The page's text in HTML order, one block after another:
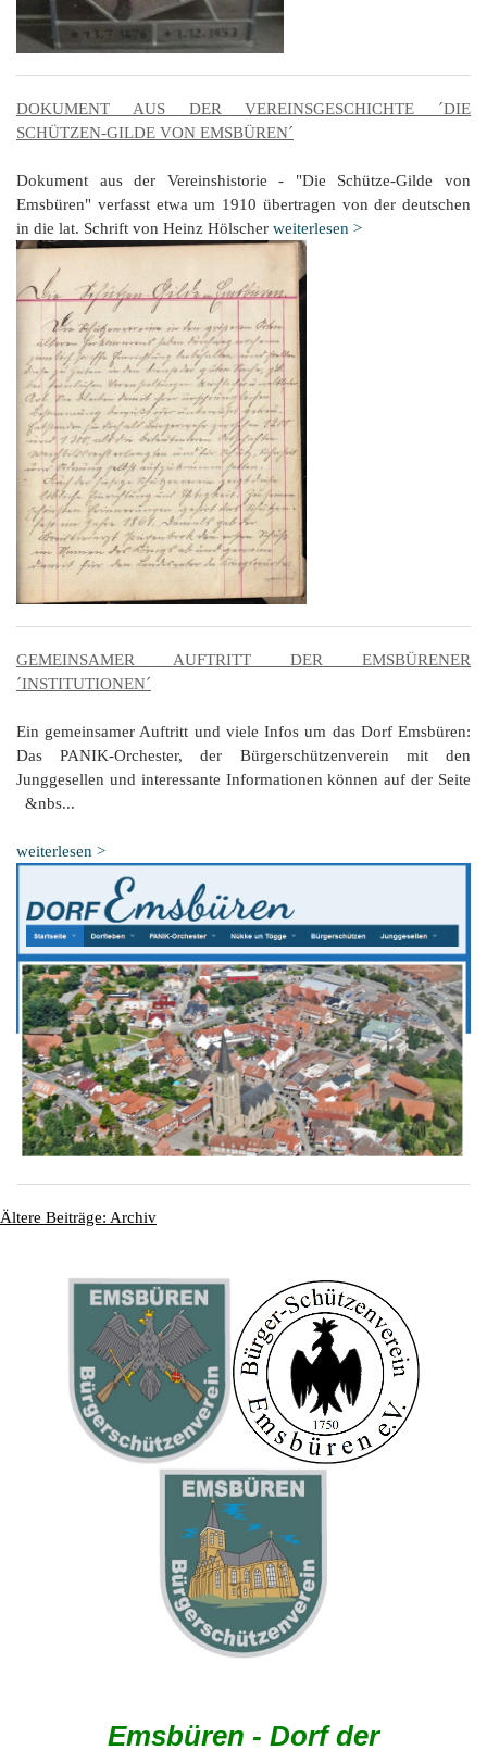
DOKUMENT AUS DER VEREINSGESCHICHTE ´DIE
SCHÜTZEN-GILDE VON EMSBÜREN´
Dokument aus der Vereinshistorie - "Die Schütze-Gilde von
Emsbüren" verfasst etwa um 1910 übertragen von der deutschen
in die lat. Schrift von Heinz Hölscher weiterlesen >
GEMEINSAMER AUFTRITT DER EMSBÜRENER
´INSTITUTIONEN´
Ein gemeinsamer Auftritt und viele Infos um das Dorf Emsbüren:
Das PANIK-Orchester, der Bürgerschützenverein mit den
Junggesellen und interessante Informationen können auf der Seite
&nbs...
weiterlesen >
Ältere Beiträge: Archiv
Emsbüren - Dorf der